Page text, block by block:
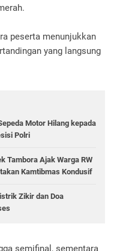
peserta menunjukkan
yang langsung
Motor Hilang kepada
Polri
Tambora Ajak Warga RW
Kamtibmas Kondusif
Zikir dan Doa
semifinal, sementara